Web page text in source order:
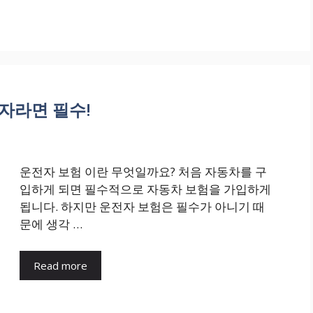
라면 필수!
운전자 보험 이란 무엇일까요? 처음 자동차를 구
입하게 되면 필수적으로 자동차 보험을 가입하게
됩니다. 하지만 운전자 보험은 필수가 아니기 때
문에 생각 …
Read more